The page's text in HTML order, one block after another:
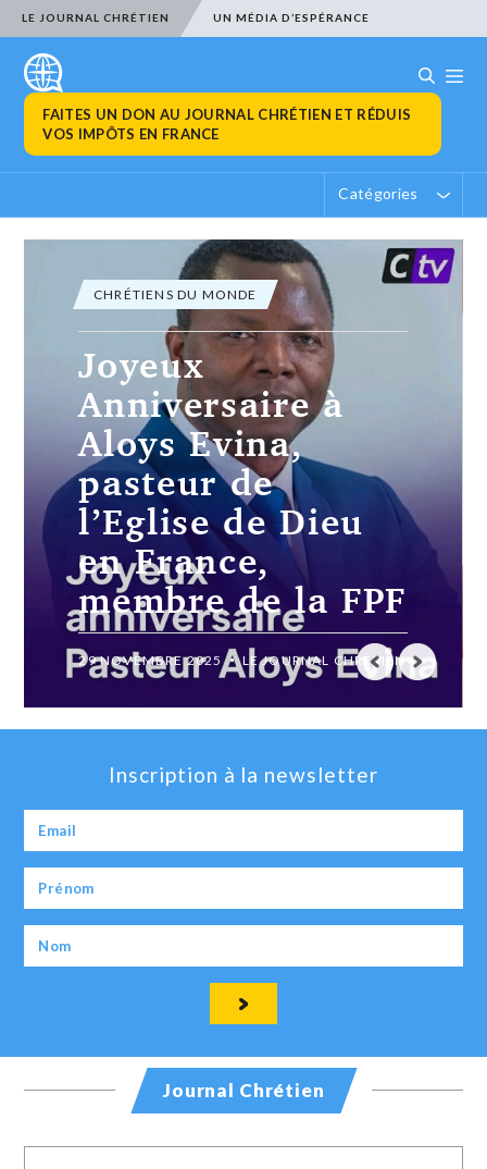
LE JOURNAL CHRÉTIEN UN MÉDIA D’ESPÉRANCE
FAITES UN DON AU JOURNAL CHRÉTIEN ET RÉDUIS
VOS IMPÔTS EN FRANCE
Catégories
ACTUALITÉ CHRÉTIENNE
Trois campagnes
de dons pour
soutenir des
projets chrétiens
ambitieux
19 JUILLET 2024 LE JOURNAL CHRÉTIEN
Inscription à la newsletter
Journal Chrétien